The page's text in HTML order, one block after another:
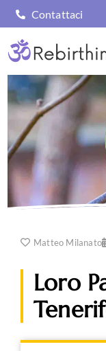
Contattaci
Matteo Milanato
Loro